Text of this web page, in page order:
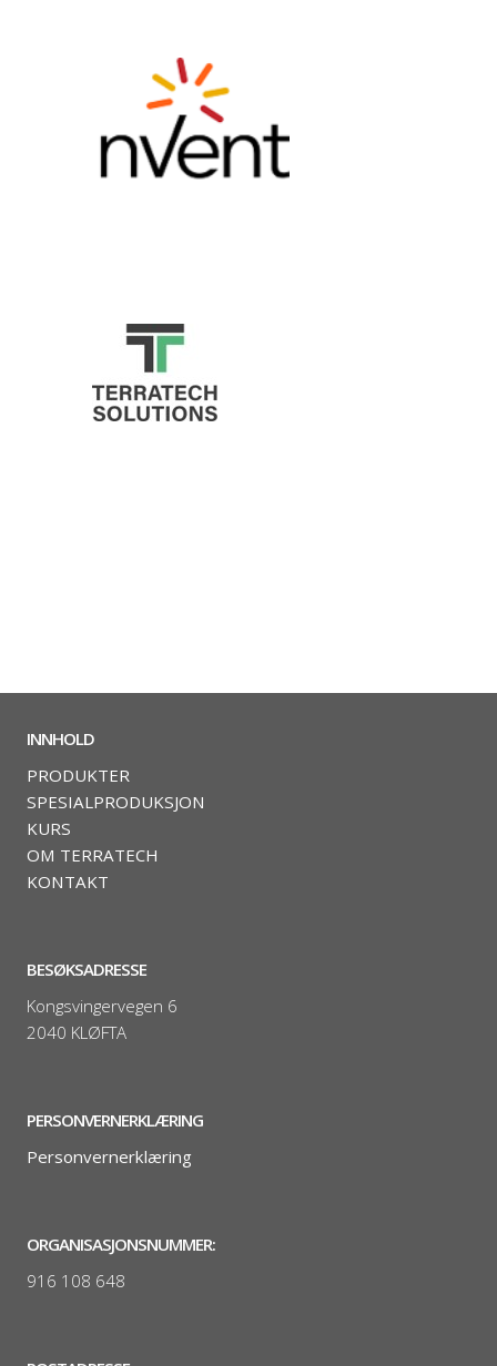
INNHOLD
PRODUKTER
SPESIALPRODUKSJON
KURS
OM TERRATECH
KONTAKT
BESØKSADRESSE
Kongsvingervegen 6
2040 KLØFTA
PERSONVERNERKLÆRING
Personvernerklæring
ORGANISASJONSNUMMER:
916 108 648